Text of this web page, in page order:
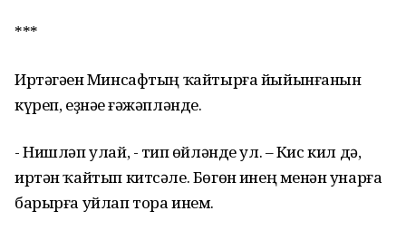
***
Иртәгәһен Минсафтың ҡайтырға йыйынғанын
күреп, еҙнәһе ғәжәпләнде.
- Нишләп улай, - тип һөйләнде ул. – Кис кил дә,
иртән ҡайтып китсәле. Бөгөн һинең менән һунарға
барырға уйлап тора инем.